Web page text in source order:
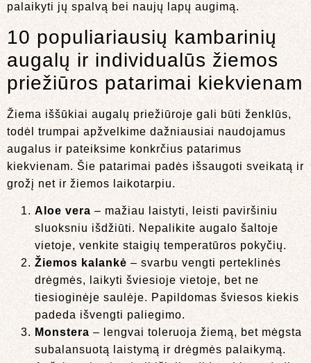
palaikyti jų spalvą bei naujų lapų augimą.
10 populiariausių kambarinių
augalų ir individualūs žiemos
priežiūros patarimai kiekvienam
Žiema iššūkiai augalų priežiūroje gali būti ženklūs,
todėl trumpai apžvelkime dažniausiai naudojamus
augalus ir pateiksime konkrčius patarimus
kiekvienam. Šie patarimai padės išsaugoti sveikatą ir
grožį net ir žiemos laikotarpiu.
Aloe vera – mažiau laistyti, leisti paviršiniu
sluoksniu išdžiūti. Nepalikite augalo šaltoje
vietoje, venkite staigių temperatūros pokyčių.
Žiemos kalankė – svarbu vengti perteklinės
drėgmės, laikyti šviesioje vietoje, bet ne
tiesioginėje saulėje. Papildomas šviesos kiekis
padeda išvengti paliegimo.
Monstera – lengvai toleruoja žiemą, bet mėgsta
subalansuotą laistymą ir drėgmės palaikymą.